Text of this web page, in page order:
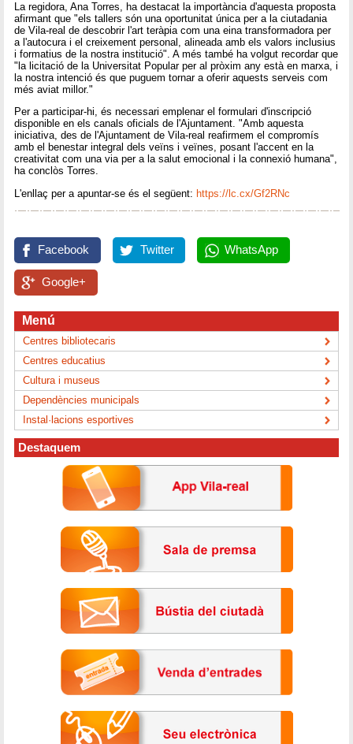
La regidora, Ana Torres, ha destacat la importància d'aquesta proposta
afirmant que "els tallers són una oportunitat única per a la ciutadania
de Vila-real de descobrir l'art teràpia com una eina transformadora per
a l'autocura i el creixement personal, alineada amb els valors inclusius
i formatius de la nostra institució". A més també ha volgut recordar que
"la licitació de la Universitat Popular per al pròxim any està en marxa, i
la nostra intenció és que puguem tornar a oferir aquests serveis com
més aviat millor."
Per a participar-hi, és necessari emplenar el formulari d'inscripció
disponible en els canals oficials de l'Ajuntament. "Amb aquesta
iniciativa, des de l'Ajuntament de Vila-real reafirmem el compromís
amb el benestar integral dels veïns i veïnes, posant l'accent en la
creativitat com una via per a la salut emocional i la connexió humana",
ha conclòs Torres.
L'enllaç per a apuntar-se és el següent: https://lc.cx/Gf2RNc
Facebook Twitter WhatsApp
Google+
Menú
Centres bibliotecaris
Centres educatius
Cultura i museus
Dependències municipals
Instal·lacions esportives
Destaquem